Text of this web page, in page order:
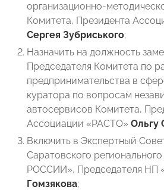
организационно-
Комитета, Президента
Сергея Зубриського;
Назначить на должность
Председателя Комитета по
предпринимательства в
куратора по вопросам
автосервисов Комитета,
Ассоциации «РАСТО» Ольгу
Включить в Экспертный
Саратовского
РОССИИ», Председателя НП
Гомзякова;